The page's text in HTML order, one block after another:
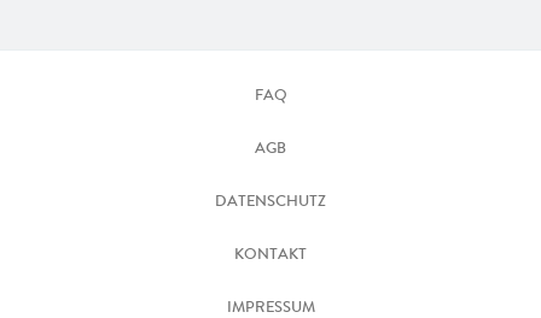
FAQ
AGB
DATENSCHUTZ
KONTAKT
IMPRESSUM